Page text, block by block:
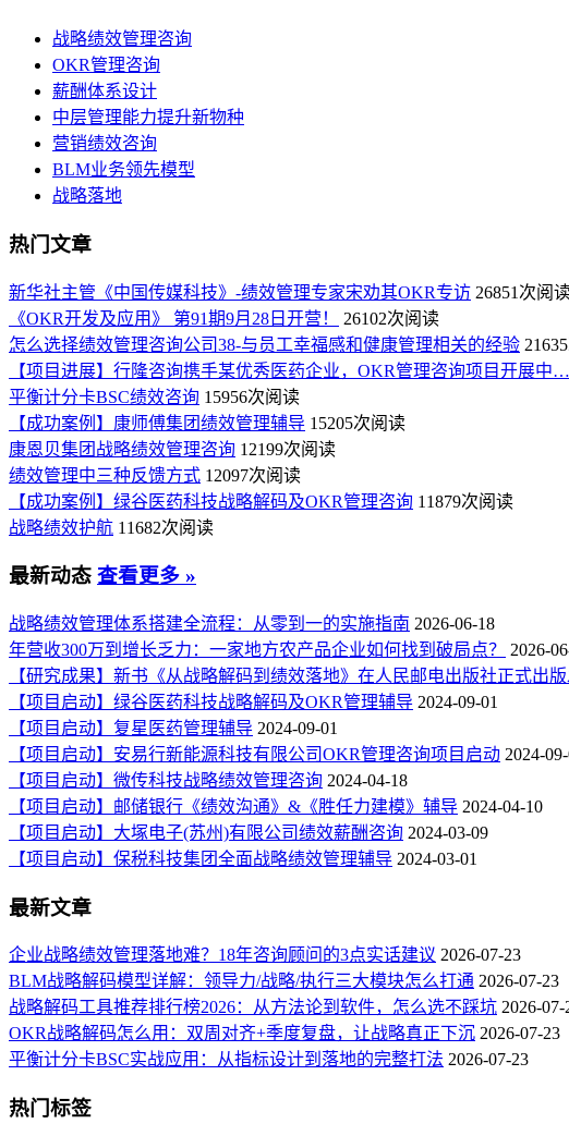
战略绩效管理咨询
OKR管理咨询
薪酬体系设计
中层管理能力提升新物种
营销绩效咨询
BLM业务领先模型
战略落地
热门文章
新华社主管《中国传媒科技》-绩效管理专家宋劝其OKR专访 26851次阅
《OKR开发及应用》 第91期9月28日开营！
26102次阅读
怎么选择绩效管理咨询公司38-与员工幸福感和健康管理相关的经验
【项目进展】行隆咨询携手某优秀医药企业，OKR管理咨询项目开展中…
平衡计分卡BSC绩效咨询 15956次阅读
【成功案例】康师傅集团绩效管理辅导 15205次阅读
康恩贝集团战略绩效管理咨询 12199次阅读
绩效管理中三种反馈方式 12097次阅读
【成功案例】绿谷医药科技战略解码及OKR管理咨询 11879次阅读
战略绩效护航 11682次阅读
最新动态 查看更多 »
战略绩效管理体系搭建全流程：从零到一的实施指南 2026-06-18
年营收300万到增长乏力：一家地方农产品企业如何找到破局点？
2026-
【研究成果】新书《从战略解码到绩效落地》在人民邮电出版社正式出
【项目启动】绿谷医药科技战略解码及OKR管理辅导 2024-09-01
【项目启动】复星医药管理辅导 2024-09-01
【项目启动】安易行新能源科技有限公司OKR管理咨询项目启动 2024-09-
【项目启动】微传科技战略绩效管理咨询 2024-04-18
【项目启动】邮储银行《绩效沟通》&《胜任力建模》辅导 2024-04-10
【项目启动】大塚电子(苏州)有限公司绩效薪酬咨询 2024-03-09
【项目启动】保税科技集团全面战略绩效管理辅导 2024-03-01
最新文章
企业战略绩效管理落地难？18年咨询顾问的3点实话建议 2026-07-23
BLM战略解码模型详解：领导力/战略/执行三大模块怎么打通 2026-07-23
战略解码工具推荐排行榜2026：从方法论到软件，怎么选不踩坑 2026-07-
OKR战略解码怎么用：双周对齐+季度复盘，让战略真正下沉 2026-07-23
平衡计分卡BSC实战应用：从指标设计到落地的完整打法 2026-07-23
热门标签